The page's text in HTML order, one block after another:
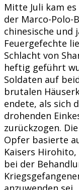
Mitte Juli kam
der Marco-Polo-
chinesische und
Feuergefechte
Schlacht von
heftig geführt
Soldaten auf
brutalen
endete, als sich
drohenden
zurückzogen.
Opfer basierte
Kaisers
bei der